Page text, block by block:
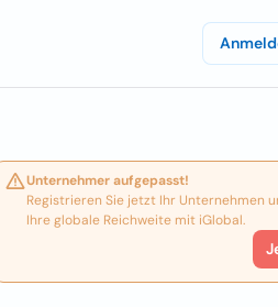
Unternehmer aufgepasst!
Registrieren Sie jetzt Ihr Unternehmen
Ihre globale Reichweite mit iGlobal.